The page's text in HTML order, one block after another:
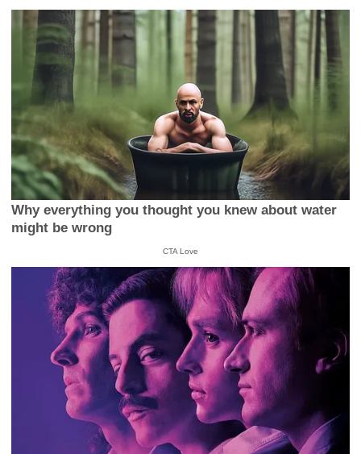
Why everything you thought you knew about water
might be wrong
CTA Love